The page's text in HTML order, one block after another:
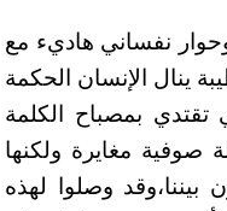
وحوار نفساني هاديء مع
ينال الإنسان الحكمة
تقتدي بمصباح الكلمة
صوفية مغايرة ولكنها
بيننا،وقد وصلوا لهذه